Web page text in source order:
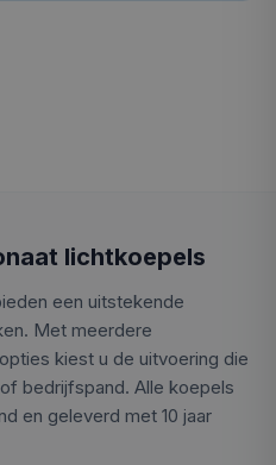
lichtkoepels
een uitstekende
Met meerdere
kiest u de uitvoering die
bedrijfspand. Alle koepels
en geleverd met 10 jaar